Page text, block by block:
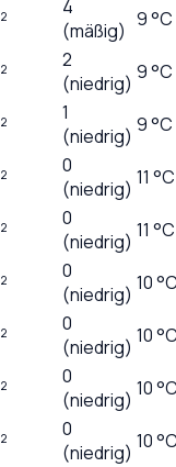
4
(mäßig) 9 °C
2
(niedrig) 9 °C
1
(niedrig) 9 °C
0
(niedrig) 11 °C
0
(niedrig) 11 °C
0
(niedrig) 10
0
(niedrig) 10
0
(niedrig) 10
0
(niedrig) 10